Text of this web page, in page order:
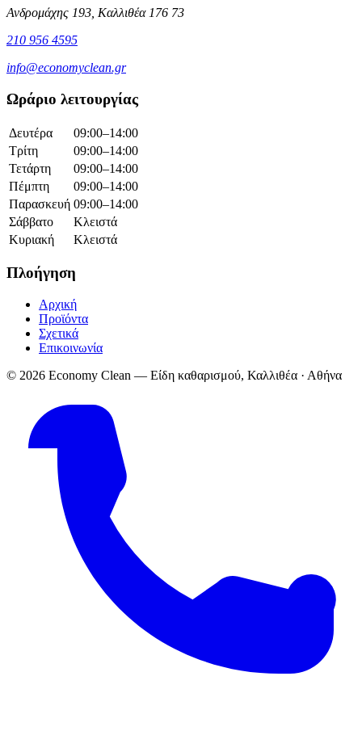
Ανδρομάχης 193, Καλλιθέα 176 73
210 956 4595
info@economyclean.gr
Ωράριο λειτουργίας
Δευτέρα
09:00–14:00
Τρίτη
09:00–14:00
Τετάρτη
09:00–14:00
Πέμπτη
09:00–14:00
Παρασκευή 09:00–14:00
Σάββατο
Κλειστά
Κυριακή
Κλειστά
Πλοήγηση
Αρχική
Προϊόντα
Σχετικά
Επικοινωνία
© 2026 Economy Clean — Είδη καθαρισμού, Καλλιθέα · Αθήνα